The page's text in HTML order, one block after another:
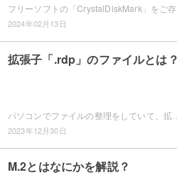
2024年02月13日
拡張子「.rdp」のファイルとは
2023年12月30日
M.2とはなにかを解説？